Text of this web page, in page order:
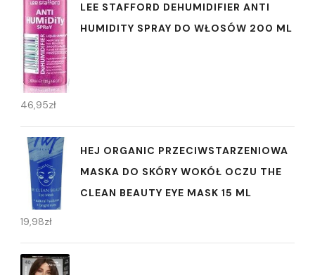
LEE STAFFORD DEHUMIDIFIER ANTI
HUMIDITY SPRAY DO WŁOSÓW 200 ML
46,95zł
HEJ ORGANIC PRZECIWSTARZENIOWA
MASKA DO SKÓRY WOKÓŁ OCZU THE
CLEAN BEAUTY EYE MASK 15 ML
19,98zł